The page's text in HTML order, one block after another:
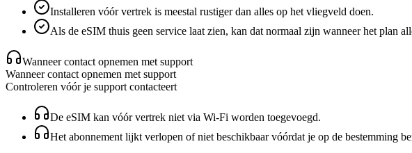
Installeren vóór vertrek is meestal rustiger dan alles op het vliegveld doen.
Als de eSIM thuis geen service laat zien, kan dat normaal zijn wanneer het plan
Wanneer contact opnemen met support
Wanneer contact opnemen met support
Controleren vóór je support contacteert
De eSIM kan vóór vertrek niet via Wi-Fi worden toegevoegd.
Het abonnement lijkt verlopen of niet beschikbaar vóórdat je op de bestemming